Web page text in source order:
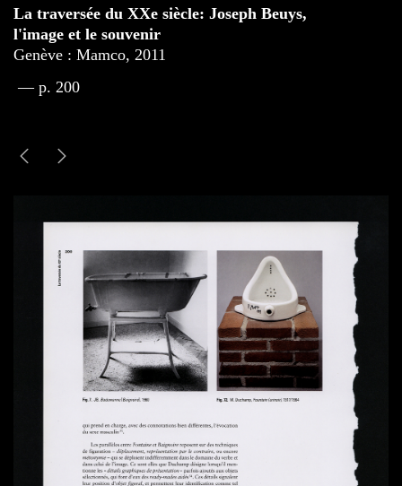
La traversée du XXe siècle: Joseph Beuys,
l'image et le souvenir
Genève : Mamco, 2011
— p. 200